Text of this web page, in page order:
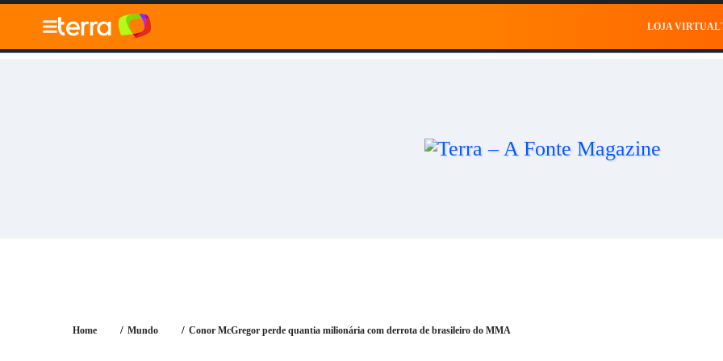
010" />
LOJA VIRTUAL
Blog Tecnologia Negócios
Home Mundo Conor McGregor perde quantia milionária com derrota de brasileiro do MMA